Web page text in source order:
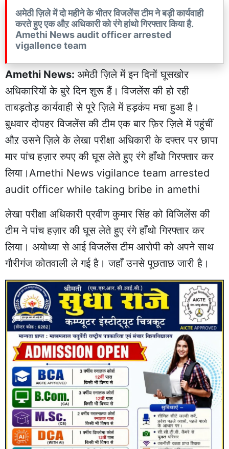
अमेठी ज़िले में दो महीने के भीतर विजलेंस टीम ने बड़ी कार्यवाही
करते हुए एक औऱ अधिकारी को रंगे हांथो गिरफ्तार किया है.
Amethi News audit officer arrested
vigallence team
Amethi News: अमेठी ज़िले में इन दिनों घूसखोर
अधिकारियों के बुरे दिन शुरू हैं। विजलेंस की हो रही
ताबड़तोड़ कार्यवाही से पूरे ज़िले में हड़कंप मचा हुआ है।
बुधवार दोपहर विजलेंस की टीम एक बार फ़िर ज़िले में पहुंचीं
औऱ उसने ज़िले के लेखा परीक्षा अधिकारी के दफ्तर पर छापा
मार पांच हज़ार रुपए की घूस लेते हुए रंगे हाँथो गिरफ्तार कर
लिया।Amethi News vigilance team arrested
audit officer while taking bribe in amethi
लेखा परीक्षा अधिकारी प्रवीण कुमार सिंह को विजिलेंस की
टीम ने पांच हज़ार की घूस लेते हुए रंगे हाँथो गिरफ्तार कर
लिया। अयोध्या से आई विजलेंस टीम आरोपी को अपने साथ
गौरीगंज कोतवाली ले गई है। जहाँ उनसे पूछताछ जारी है।